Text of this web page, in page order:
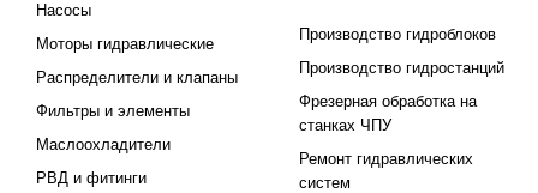
Насосы
Моторы гидравлические
Распределители и клапаны
Фильтры и элементы
Маслоохладители
РВД и фитинги
Производство гидроблоков
Производство гидростанций
Фрезерная обработка на
станках ЧПУ
Ремонт гидравлических
систем